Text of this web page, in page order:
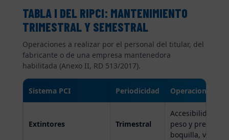
TABLA I DEL RIPCI: MANTENIMIENTO
TRIMESTRAL Y SEMESTRAL
Operaciones a realizar por el personal del titular, del
fabricante o de una empresa mantenedora
habilitada (Anexo II, RD 513/2017).
Sistema PCI Periodicidad Operaciones
Extintores Trimestral
Accesibilidad y
peso y presión
boquilla, válvula